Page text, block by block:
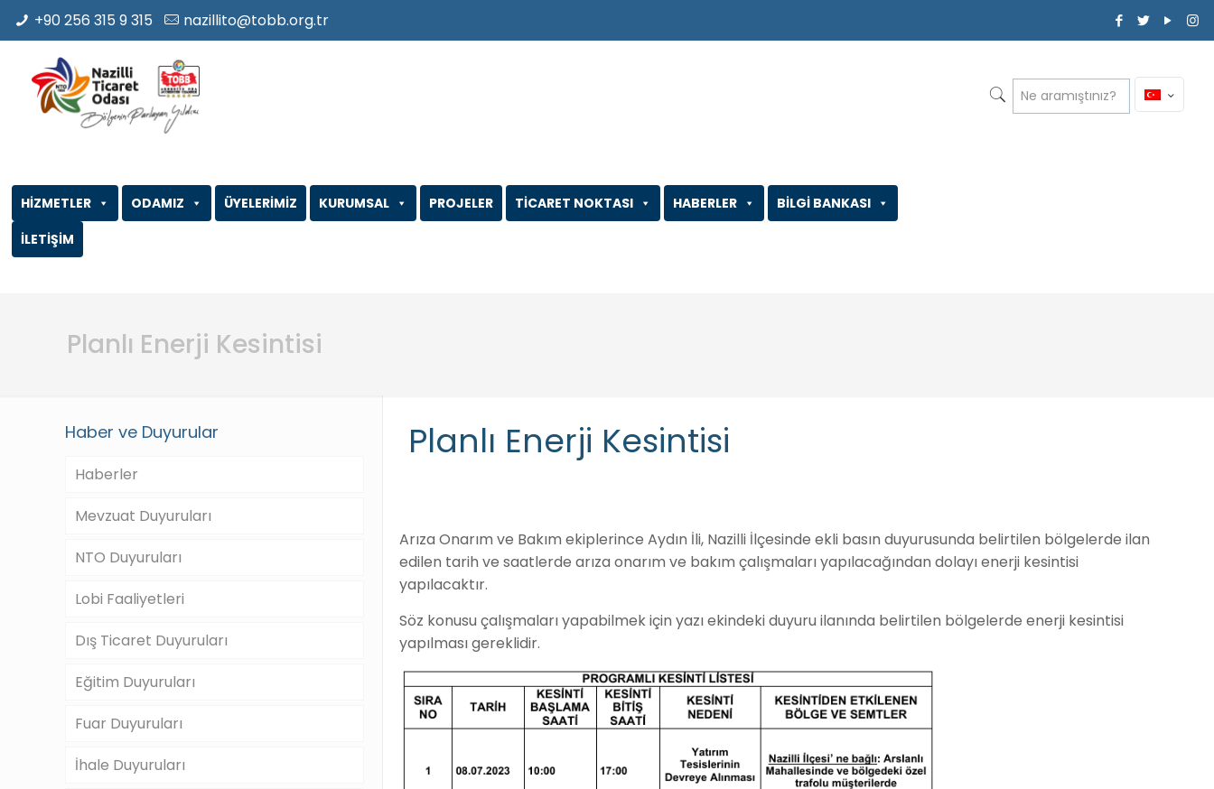
+90 256 315 9 315 nazillito@tobb.org.tr
ODAMIZ
HİZMETLER ÜYELERİMİZ KURUMSAL PROJELER TİCARET NOKTASI HABERLER
BİLGİ BANKASI
İLETİŞİM
Planlı Enerji Kesintisi
Planlı Enerji Kesintisi
Arıza Onarım ve Bakım ekiplerince Aydın İli, Nazilli İlçesinde ekli basın duyurusunda belirtilen bölgelerde ilan
edilen tarih ve saatlerde arıza onarım ve bakım çalışmaları yapılacağından dolayı enerji kesintisi
yapılacaktır.
Söz konusu çalışmaları yapabilmek için yazı ekindeki duyuru ilanında belirtilen bölgelerde enerji kesintisi
yapılması gereklidir.
Haber ve Duyurular
Haberler
Mevzuat Duyuruları
NTO Duyuruları
Lobi Faaliyetleri
Dış Ticaret Duyuruları
Eğitim Duyuruları
Fuar Duyuruları
İhale Duyuruları